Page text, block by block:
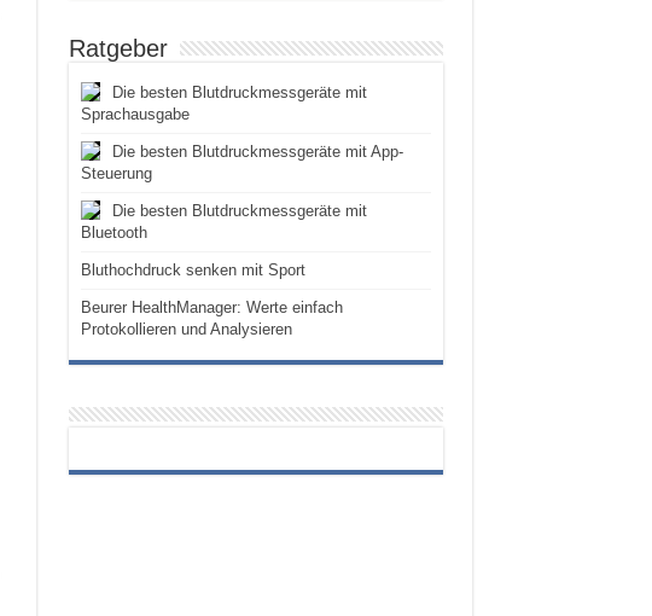
Ratgeber
Die besten Blutdruckmessgeräte mit
Sprachausgabe
Die besten Blutdruckmessgeräte mit App-
Steuerung
Die besten Blutdruckmessgeräte mit
Bluetooth
Bluthochdruck senken mit Sport
Beurer HealthManager: Werte einfach
Protokollieren und Analysieren